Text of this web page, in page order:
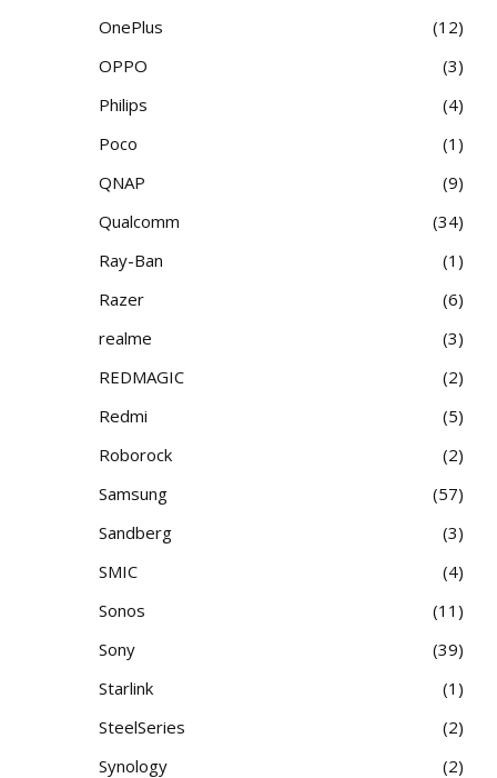
OnePlus
12
OPPO
3
Philips
4
Poco
1
QNAP
9
Qualcomm
34
Ray-Ban
1
Razer
6
realme
3
REDMAGIC
2
Redmi
5
Roborock
2
Samsung
57
Sandberg
3
SMIC
4
Sonos
11
Sony
39
Starlink
1
SteelSeries
2
Synology
2